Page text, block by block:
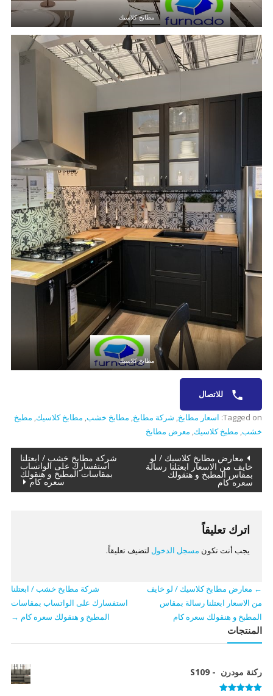
مطابخ كلاسيك
مطابخ كلاسيك
للاتصال
Tagged on: اسعار مطابخ, شركة مطابخ, مطابخ خشب, مطابخ كلاسيك, مطبخ
خشب, مطبخ كلاسيك, معرض مطابخ
تصفّح
المقالات
معارض مطابخ كلاسيك / لو
خايف من الاسعار ابعتلنا رسالة
بمقاس المطبخ و هنقولك
سعره كام
شركة مطابخ خشب / ابعتلنا
استفسارك على الواتساب
بمقاسات المطبخ و هنقولك
سعره كام
اترك تعليقاً
يجب أنت تكون مسجل الدخول لتضيف تعليقاً.
← معارض مطابخ كلاسيك / لو خايف
من الاسعار ابعتلنا رسالة بمقاس
المطبخ و هنقولك سعره كام
شركة مطابخ خشب / ابعتلنا
استفسارك على الواتساب بمقاسات
المطبخ و هنقولك سعره كام →
المنتجات
ركنة مودرن - S109